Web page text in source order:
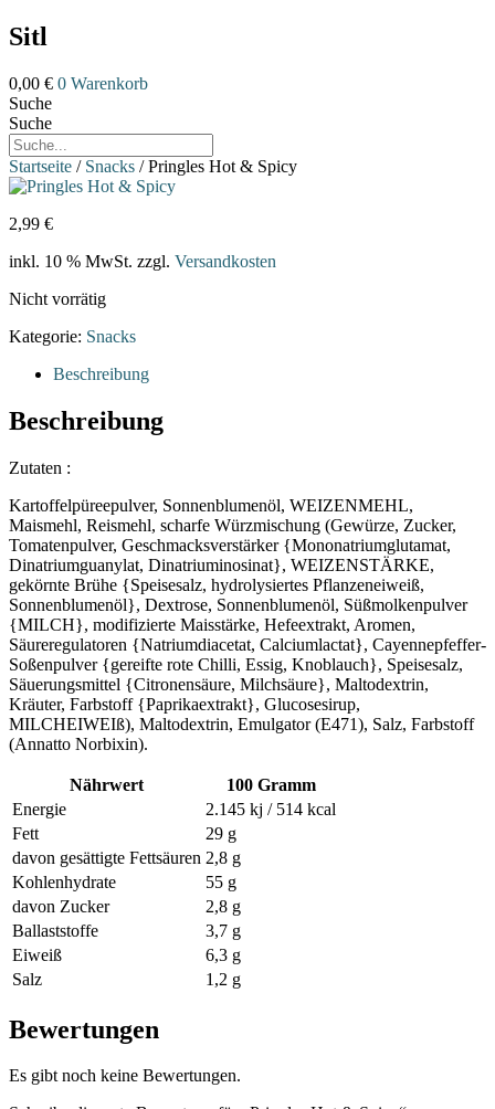
Sitl
0,00 € 0 Warenkorb
Suche
Suche
Startseite / Snacks / Pringles Hot & Spicy
2,99 €
inkl. 10 % MwSt. zzgl. Versandkosten
Nicht vorrätig
Kategorie: Snacks
Beschreibung
Beschreibung
Zutaten :
Kartoffelpüreepulver, Sonnenblumenöl, WEIZENMEHL,
Maismehl, Reismehl, scharfe Würzmischung (Gewürze, Zucker,
Tomatenpulver, Geschmacksverstärker {Mononatriumglutamat,
Dinatriumguanylat, Dinatriuminosinat}, WEIZENSTÄRKE,
gekörnte Brühe {Speisesalz, hydrolysiertes Pflanzeneiweiß,
Sonnenblumenöl}, Dextrose, Sonnenblumenöl, Süßmolkenpulver
{MILCH}, modifizierte Maisstärke, Hefeextrakt, Aromen,
Säureregulatoren {Natriumdiacetat, Calciumlactat}, Cayennepfeffer-
Soßenpulver {gereifte rote Chilli, Essig, Knoblauch}, Speisesalz,
Säuerungsmittel {Citronensäure, Milchsäure}, Maltodextrin,
Kräuter, Farbstoff {Paprikaextrakt}, Glucosesirup,
MILCHEIWEIß), Maltodextrin, Emulgator (E471), Salz, Farbstoff
(Annatto Norbixin).
Nährwert
100 Gramm
Energie
2.145 kj / 514 kcal
Fett
29 g
davon gesättigte Fettsäuren 2,8 g
Kohlenhydrate
55 g
davon Zucker
2,8 g
Ballaststoffe
3,7 g
Eiweiß
6,3 g
Salz
1,2 g
Bewertungen
Es gibt noch keine Bewertungen.